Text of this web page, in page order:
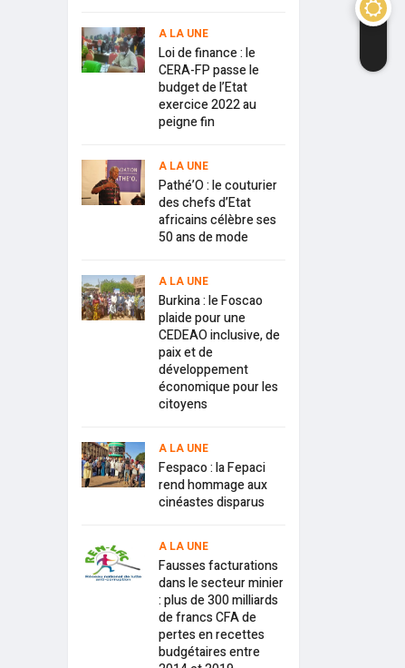
A LA UNE
Loi de finance : le
CERA-FP passe le
budget de l’Etat
exercice 2022 au
peigne fin
A LA UNE
Pathé’O : le couturier
des chefs d’Etat
africains célèbre ses
50 ans de mode
A LA UNE
Burkina : le Foscao
plaide pour une
CEDEAO inclusive, de
paix et de
développement
économique pour les
citoyens
A LA UNE
Fespaco : la Fepaci
rend hommage aux
cinéastes disparus
A LA UNE
Fausses facturations
dans le secteur minier
: plus de 300 milliards
de francs CFA de
pertes en recettes
budgétaires entre